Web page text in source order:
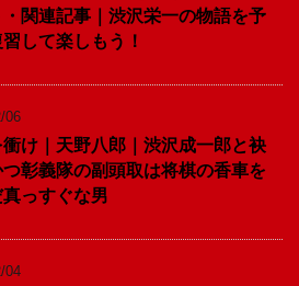
・関連記事｜渋沢栄一の物語を予
して楽しもう！
06
け｜天野八郎｜渋沢成一郎と袂
つ彰義隊の副頭取は将棋の香車を
っすぐな男
04